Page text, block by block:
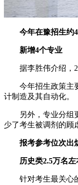
今年在豫招生约
新增4个专业
据李胜伟介绍，
今年招生政策主
计制造及其自动化。
另外，专业分组
少了考生被调剂的顾
报考参考位次出
历史类2.5万名
针对考生最关心